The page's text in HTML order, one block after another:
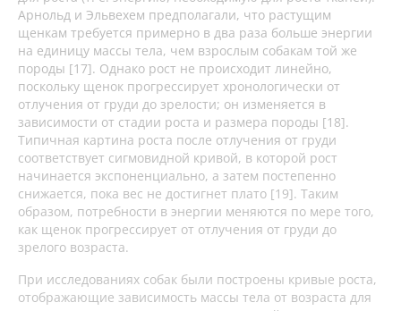
Арнольд и Эльвехем предполагали, что растущим
щенкам требуется примерно в два раза больше энергии
на единицу массы тела, чем взрослым собакам той же
породы [17]. Однако рост не происходит линейно,
поскольку щенок прогрессирует хронологически от
отлучения от груди до зрелости; он изменяется в
зависимости от стадии роста и размера породы [18].
Типичная картина роста после отлучения от груди
соответствует сигмовидной кривой, в которой рост
начинается экспоненциально, а затем постепенно
снижается, пока вес не достигнет плато [19]. Таким
образом, потребности в энергии меняются по мере того,
как щенок прогрессирует от отлучения от груди до
зрелого возраста.
При исследованиях собак были построены кривые роста,
отображающие зависимость массы тела от возраста для